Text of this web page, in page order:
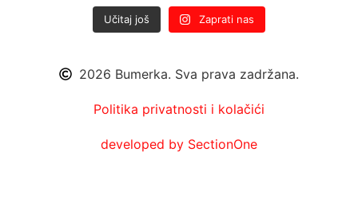
Učitaj još Zaprati nas
2026 Bumerka. Sva prava zadržana.
Politika privatnosti i kolačići
developed by SectionOne